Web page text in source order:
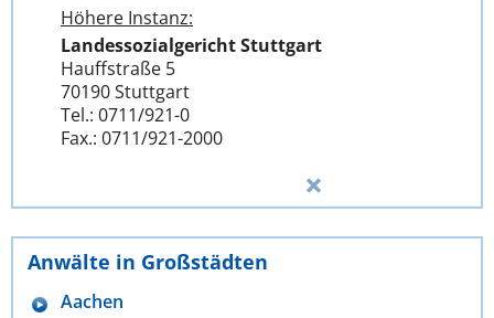
Höhere Instanz:
Landessozialgericht Stuttgart
Hauffstraße 5
70190 Stuttgart
Tel.: 0711/921-0
Fax.: 0711/921-2000
Anwälte in Großstädten
Aachen